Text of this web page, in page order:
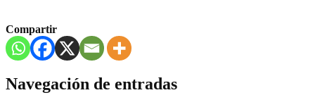
Compartir
Navegación de entradas